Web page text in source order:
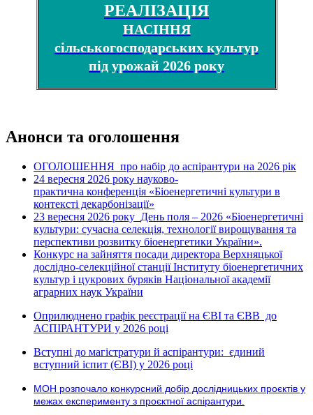
РЕАЛІЗАЦІЯ
НАСІННЯ
сільськогосподарських культур
під урожай 2026 року
Анонси та оголошення
ОГОЛОШЕННЯ про набір до аспірантури на 2026 рік
24 вересня 2026 року науково-
практична конференція «Біоенергетичні культури в
контексті декарбонізації»
23 вересня 2026 року День поля – 2026 «Біоенергетичні
культури: сучасна селекція, технології вирощування та
перспективи розвитку біоенергетики України».
Конкурс на зайняття посади директора Верхняцької
дослідно-селекційної станції Інституту біоенергетичних
культур і цукрових буряків Національної академії
аграрних наук України
Оприлюднено графік реєстрації на ЄВІ та ЄВВ до
АСПІРАНТУРИ у 2026 році
Вступні до магістратури й аспірантури: єдиний
вступний іспит (ЄВІ) у 2026 році
МОН розпочало конкурсний добір дослідницьких проєктів у
межах експерименту з проєктної аспірантури.